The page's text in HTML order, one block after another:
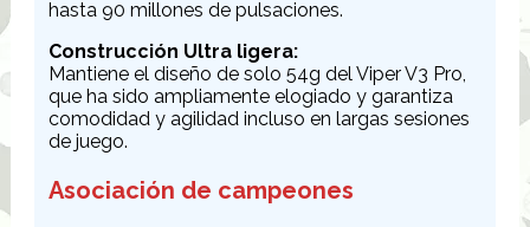
hasta 90 millones de pulsaciones.
Construcción Ultra ligera:
Mantiene el diseño de solo 54g del Viper V3 Pro,
que ha sido ampliamente elogiado y garantiza
comodidad y agilidad incluso en largas sesiones
de juego.
Asociación de campeones